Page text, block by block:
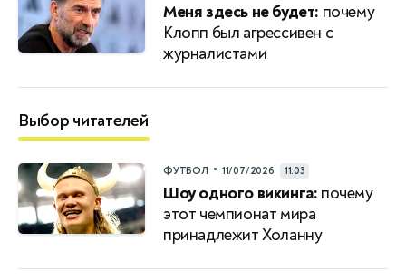
Меня здесь не будет: почему
Клопп был агрессивен с
журналистами
Выбор читателей
ФУТБОЛ • 11/07/2026 11:03
Шоу одного викинга: почему
этот чемпионат мира
принадлежит Холанну